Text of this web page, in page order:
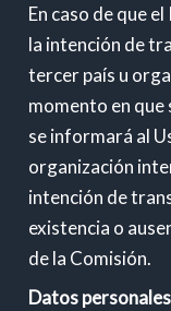
En caso de que
la intención de
tercer país u
momento en que
se informará al
organización
intención de
existencia o
de la Comisión.
Datos